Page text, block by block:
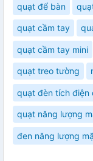
quạt để bàn
quạt cầm tay
quạt cầm tay mini
quạt treo tường
quạt đèn tích điện
quạt năng lượng
đen năng lượng